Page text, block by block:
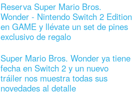
Reserva Super Mario Bros.
Wonder - Nintendo Switch 2 Edition
en GAME y llévate un set de pines
exclusivo de regalo
Super Mario Bros. Wonder ya tiene
fecha en Switch 2 y un nuevo
tráiler nos muestra todas sus
novedades al detalle